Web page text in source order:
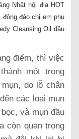
Nhật nội địa HOT
đảo chị em phụ
Cleansing Oil dầu
điểm, thì việc
một trong
do lỗ chân
các loại mụn
và mụn đầu
còn quan trọng